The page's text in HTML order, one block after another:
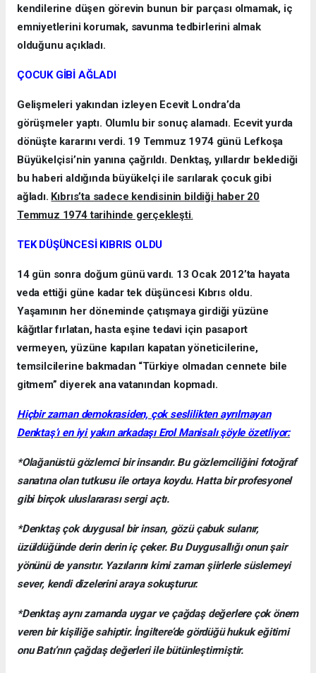
kendilerine düşen görevin bunun bir parçası olmamak, iç
emniyetlerini korumak, savunma tedbirlerini almak
olduğunu açıkladı.
ÇOCUK GİBİ AĞLADI
Gelişmeleri yakından izleyen Ecevit Londra’da
görüşmeler yaptı. Olumlu bir sonuç alamadı. Ecevit yurda
dönüşte kararını verdi. 19 Temmuz 1974 günü Lefkoşa
Büyükelçisi’nin yanına çağrıldı. Denktaş, yıllardır beklediği
bu haberi aldığında büyükelçi ile sarılarak çocuk gibi
ağladı. Kıbrıs’ta sadece kendisinin bildiği haber 20
Temmuz 1974 tarihinde gerçekleşti.
TEK DÜŞÜNCESİ KIBRIS OLDU
14 gün sonra doğum günü vardı. 13 Ocak 2012’ta hayata
veda ettiği güne kadar tek düşüncesi Kıbrıs oldu.
Yaşamının her döneminde çatışmaya girdiği yüzüne
kâğıtlar fırlatan, hasta eşine tedavi için pasaport
vermeyen, yüzüne kapıları kapatan yöneticilerine,
temsilcilerine bakmadan “Türkiye olmadan cennete bile
gitmem” diyerek ana vatanından kopmadı.
Hiçbir zaman demokrasiden, çok seslilikten ayrılmayan
Denktaş’ı en iyi yakın arkadaşı Erol Manisalı şöyle özetliyor:
*Olağanüstü gözlemci bir insandır. Bu gözlemciliğini fotoğraf
sanatına olan tutkusu ile ortaya koydu. Hatta bir profesyonel
gibi birçok uluslararası sergi açtı.
*Denktaş çok duygusal bir insan, gözü çabuk sulanır,
üzüldüğünde derin derin iç çeker. Bu Duygusallığı onun şair
yönünü de yansıtır. Yazılarını kimi zaman şiirlerle süslemeyi
sever, kendi dizelerini araya sokuşturur.
*Denktaş aynı zamanda uygar ve çağdaş değerlere çok önem
veren bir kişiliğe sahiptir. İngiltere’de gördüğü hukuk eğitimi
onu Batı’nın çağdaş değerleri ile bütünleştirmiştir.